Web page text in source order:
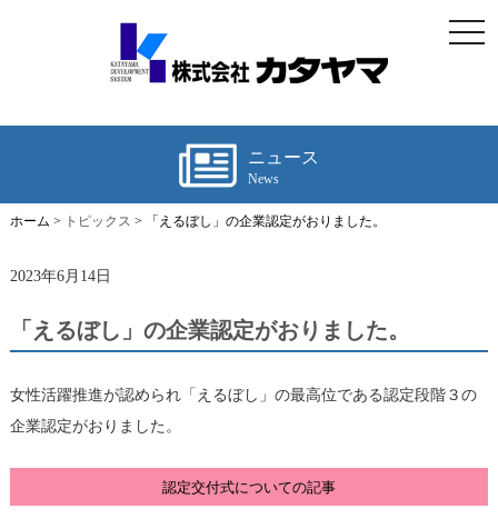
ニュース
News
ホーム > トピックス > 「えるぼし」の企業認定がおりました。
2023年6月14日
「えるぼし」の企業認定がおりました。
女性活躍推進が認められ「えるぼし」の最高位である認定段階３の
企業認定がおりました。
認定交付式についての記事